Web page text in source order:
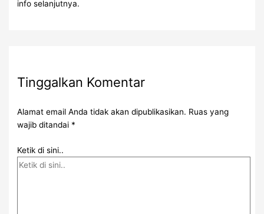
info selanjutnya.
Tinggalkan Komentar
Alamat email Anda tidak akan dipublikasikan. Ruas yang
wajib ditandai *
Ketik di sini..